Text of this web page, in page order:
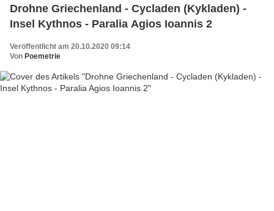
Drohne Griechenland - Cycladen (Kykladen) -
Insel Kythnos - Paralia Agios Ioannis 2
Veröffentlicht am 20.10.2020 09:14
Von Poemetrie